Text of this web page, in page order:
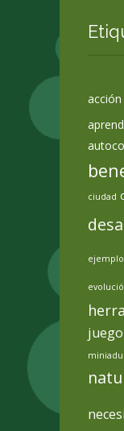
acción
ciudad
ejemplo
juego